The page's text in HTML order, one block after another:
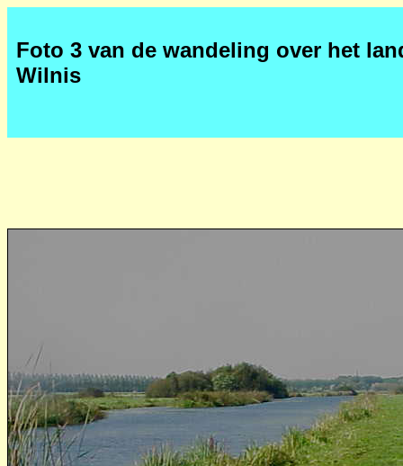
Foto 3 van de wandeling over het
Wilnis